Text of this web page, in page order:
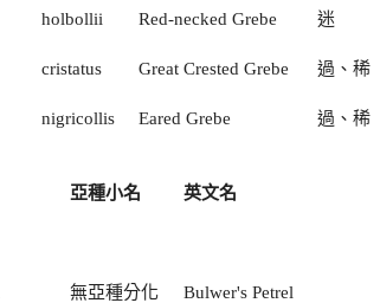
holbollii Red-necked Grebe 迷
cristatus Great Crested Grebe 過、稀
nigricollis Eared Grebe 過、稀
亞種小名 英文名
無亞種分化 Bulwer's Petrel